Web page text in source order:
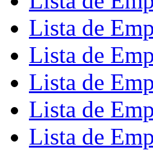
Lista de
Lista de
Lista de
Lista de
Lista de